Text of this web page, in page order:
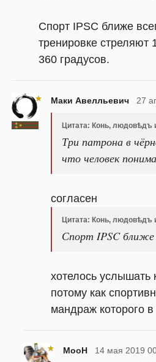
Спорт IPSC ближе
тренировке стреляют
360 градусов.
Маки Авелльевич 27
Цитата: Конь,
Три патрона в
что человек
согласен
Цитата: Конь,
Спорт IPSC ближе
хотелось услышать
потому как
мандраж которого в
MooH 14 мая 2019